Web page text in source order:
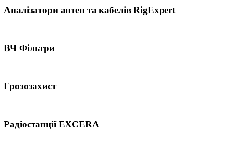
Аналізатори антен та кабелів RigExpert
ВЧ Фільтри
Грозозахист
Радіостанції EXCERA